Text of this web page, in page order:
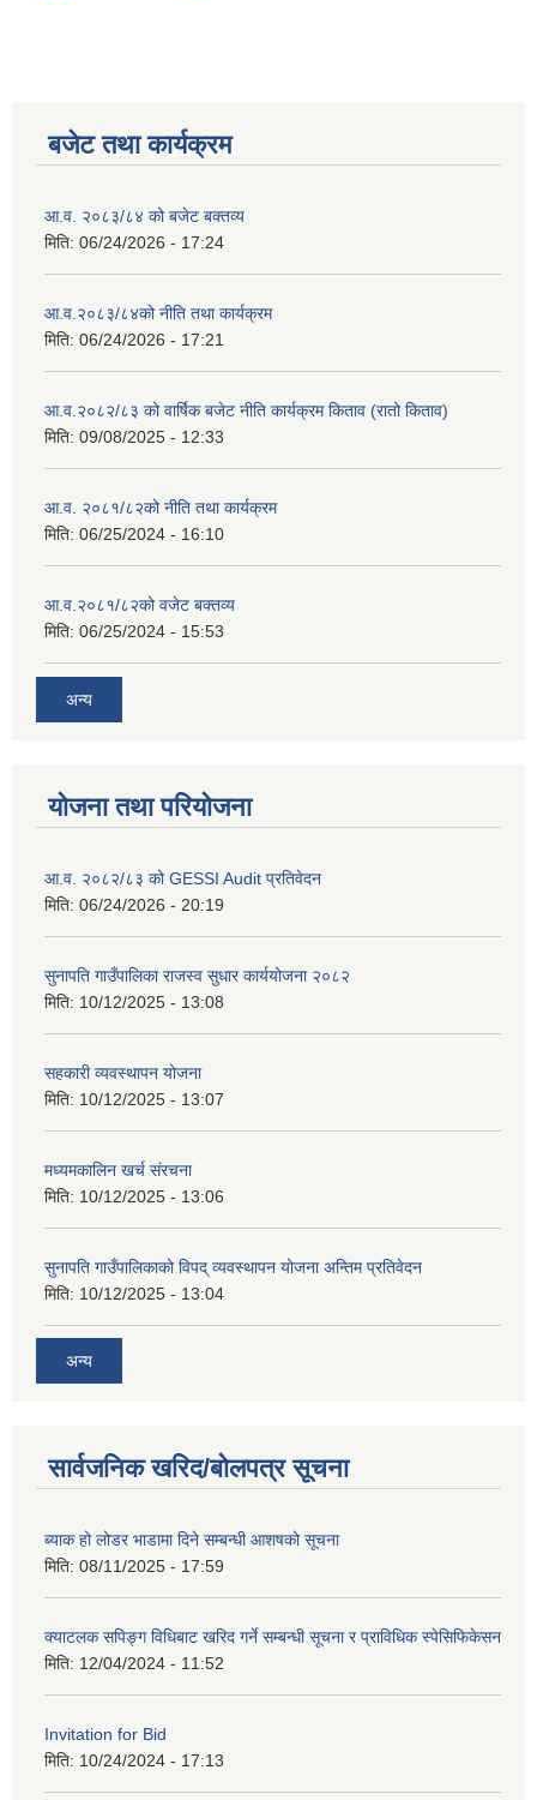
बजेट तथा कार्यक्रम
आ.व. २०८३/८४ को बजेट बक्तव्य
मिति: 06/24/2026 - 17:24
आ.व.२०८३/८४को नीति तथा कार्यक्रम
मिति: 06/24/2026 - 17:21
आ.व.२०८२/८३ को वार्षिक बजेट नीति कार्यक्रम किताव (रातो किताव)
मिति: 09/08/2025 - 12:33
आ.व. २०८१/८२को नीति तथा कार्यक्रम
मिति: 06/25/2024 - 16:10
आ.व.२०८१/८२को वजेट बक्तव्य
मिति: 06/25/2024 - 15:53
अन्य
योजना तथा परियोजना
आ.व. २०८२/८३ को GESSI Audit प्रतिवेदन
मिति: 06/24/2026 - 20:19
सुनापति गाउँपालिका राजस्व सुधार कार्ययोजना २०८२
मिति: 10/12/2025 - 13:08
सहकारी व्यवस्थापन योजना
मिति: 10/12/2025 - 13:07
मध्यमकालिन खर्च संरचना
मिति: 10/12/2025 - 13:06
सुनापति गाउँपालिकाको विपद् व्यवस्थापन योजना अन्तिम प्रतिवेदन
मिति: 10/12/2025 - 13:04
अन्य
सार्वजनिक खरिद/बोलपत्र सूचना
ब्याक हो लोडर भाडामा दिने सम्बन्धी आशषको सूचना
मिति: 08/11/2025 - 17:59
क्याटलक सपिङ्ग विधिबाट खरिद गर्ने सम्बन्धी सूचना र प्राविधिक स्पेसिफिकेसन
मिति: 12/04/2024 - 11:52
Invitation for Bid
मिति: 10/24/2024 - 17:13